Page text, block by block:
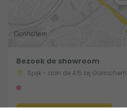
Bezoek de showroom
Spijk - aan de A15 bij Gorinchem